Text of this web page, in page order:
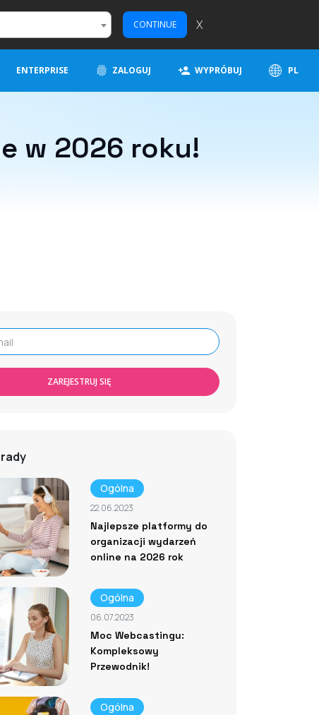
CONTINUE X
ENTERPRISE ZALOGUJ WYPRÓBUJ PL
w 2026 roku!
ZAREJESTRUJ SIĘ
Ogólna
22.06.2023
Najlepsze platformy do
organizacji wydarzeń
online na 2026 rok
Ogólna
06.07.2023
Moc Webcastingu:
Kompleksowy
Przewodnik!
Ogólna